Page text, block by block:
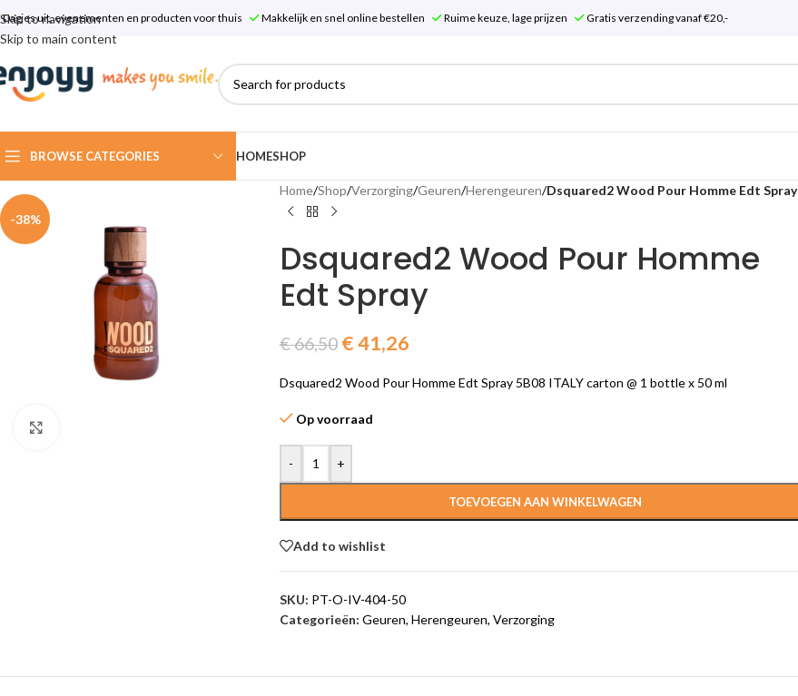
Skip to navigation
Skip to main content
Dagjes uit, evenementen en producten voor thuis Makkelijk en snel online bestellen Ruime keuze, lage prijzen Gratis verzending vanaf €20,-
BROWSE CATEGORIES HOMESHOP
-38%
Home/Shop/Verzorging/Geuren/Herengeuren/Dsquared2 Wood Pour Homme Edt Spray
Dsquared2 Wood Pour Homme
Edt Spray
€66,50 €41,26
Dsquared2 Wood Pour Homme Edt Spray 5B08 ITALY carton @ 1 bottle x 50 ml
Op voorraad
- +
TOEVOEGEN AAN WINKELWAGEN
Add to wishlist
SKU: PT-O-IV-404-50
Categorieën: Geuren, Herengeuren, Verzorging